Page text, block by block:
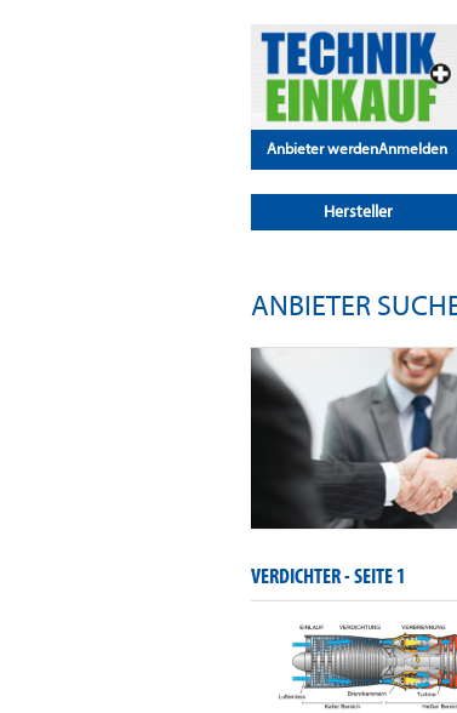
Anbieter werdenAnmelden
Hersteller
ANBIETER
VERDICHTER -SEITE 1